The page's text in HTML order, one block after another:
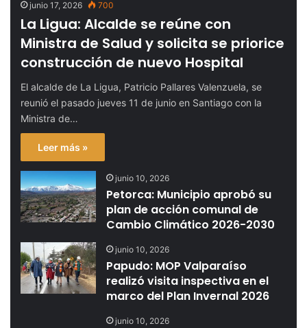
junio 17, 2026 700
La Ligua: Alcalde se reúne con
Ministra de Salud y solicita se priorice
construcción de nuevo Hospital
El alcalde de La Ligua, Patricio Pallares Valenzuela, se
reunió el pasado jueves 11 de junio en Santiago con la
Ministra de…
Leer más »
junio 10, 2026
Petorca: Municipio aprobó su
plan de acción comunal de
Cambio Climático 2026-2030
junio 10, 2026
Papudo: MOP Valparaíso
realizó visita inspectiva en el
marco del Plan Invernal 2026
junio 10, 2026